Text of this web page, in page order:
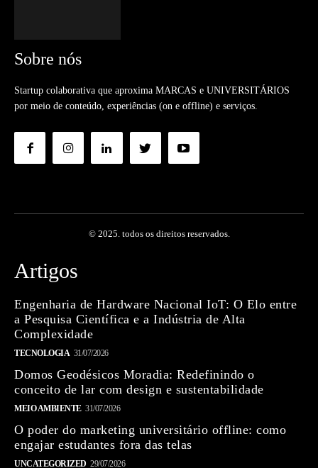
Sobre nós
Startup colaborativa que aproxima MARCAS e UNIVERSITÁRIOS
por meio de conteúdo, experiências (on e offline) e serviços.
© 2025. todos os direitos reservados.
Artigos
Engenharia de Hardware Nacional IoT: O Elo entre
a Pesquisa Científica e a Indústria de Alta
Complexidade
TECNOLOGIA 31/07/2026
Domos Geodésicos Moradia: Redefinindo o
conceito de lar com design e sustentabilidade
MEIO AMBIENTE 31/07/2026
O poder do marketing universitário offline: como
engajar estudantes fora das telas
UNCATEGORIZED 29/07/2026